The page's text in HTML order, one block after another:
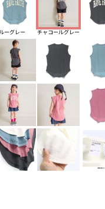
ーグレー チャコールグレー